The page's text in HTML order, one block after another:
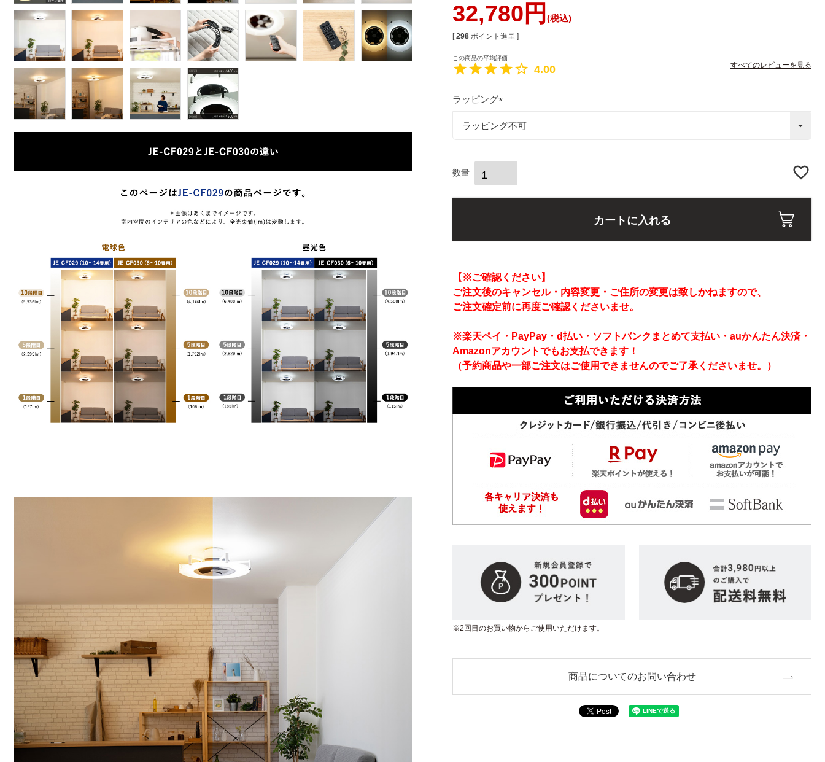
32,780 税込
[ 298 ポイント進呈 ]
4.00 すべてのレビューを見る
ラッピング
必
カートに入れる
【※ご確認ください】
ご注文後のキャンセル・内容変更・ご住所の変更は致しかねますので、
ご注文確定前に再度ご確認くださいませ。
※楽天ペイ・PayPay・d払い・ソフトバンクまとめて支払い・auかんたん決済・
Amazonアカウントでもお支払できます！
（予約商品や一部ご注文はご使用できませんのでご了承くださいませ。）
※2回目のお買い物からご使用いただけます。
商品についてのお問い合わせ